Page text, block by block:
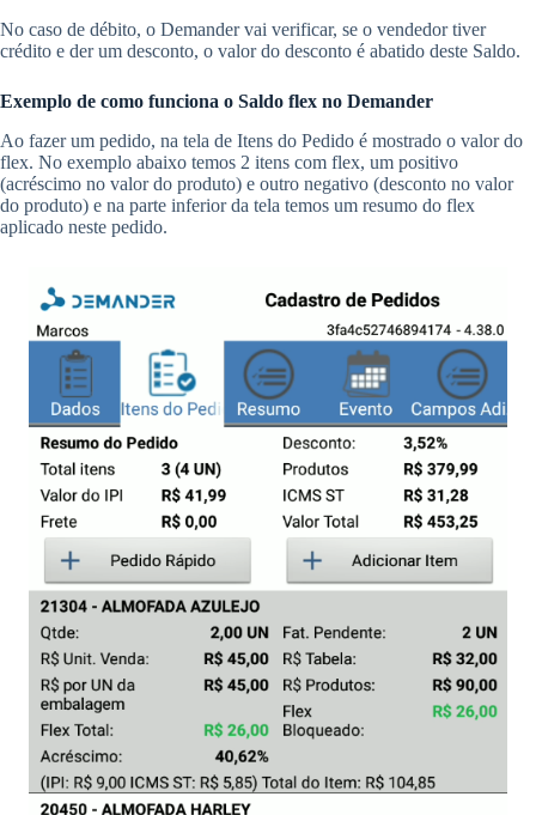
No caso de débito, o Demander vai verificar, se o vendedor tiver
crédito e der um desconto, o valor do desconto é abatido deste Saldo.
Exemplo de como funciona o Saldo flex no Demander
Ao fazer um pedido, na tela de Itens do Pedido é mostrado o valor do
flex. No exemplo abaixo temos 2 itens com flex, um positivo
(acréscimo no valor do produto) e outro negativo (desconto no valor
do produto) e na parte inferior da tela temos um resumo do flex
aplicado neste pedido.